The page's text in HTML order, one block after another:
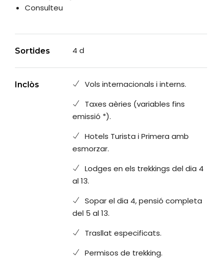
Consulteu
Sortides 4 d
Inclòs
Vols internacionals i interns.
Taxes aèries (variables fins
emissió *).
Hotels Turista i Primera amb
esmorzar.
Lodges en els trekkings del dia 4
al 13.
Sopar el dia 4, pensió completa
del 5 al 13.
Trasllat especificats.
Permisos de trekking.